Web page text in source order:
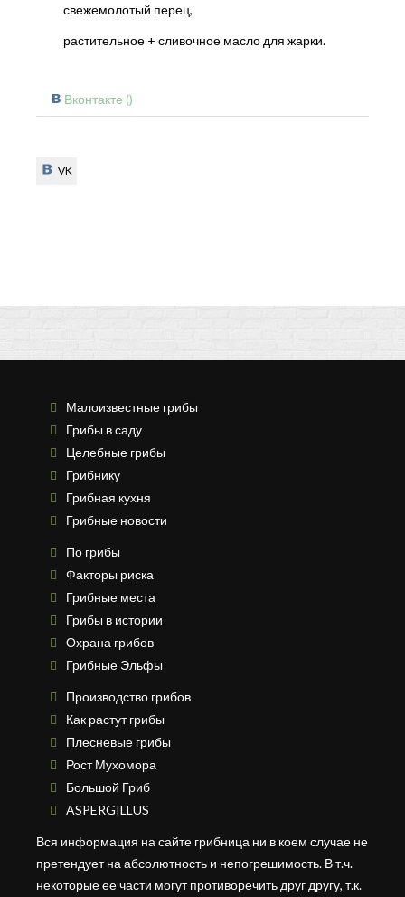
свежемолотый перец,
растительное + сливочное масло для жарки.
Вконтакте ()
VK
VK
Малоизвестные грибы
Грибы в саду
Целебные грибы
Грибнику
Грибная кухня
Грибные новости
По грибы
Факторы риска
Грибные места
Грибы в истории
Охрана грибов
Грибные Эльфы
Производство грибов
Как растут грибы
Плесневые грибы
Рост Мухомора
Большой Гриб
ASPERGILLUS
Вся информация на сайте грибница ни в коем случае не
претендует на абсолютность и непогрешимость. В т.ч.
некоторые ее части могут противоречить друг другу, т.к.